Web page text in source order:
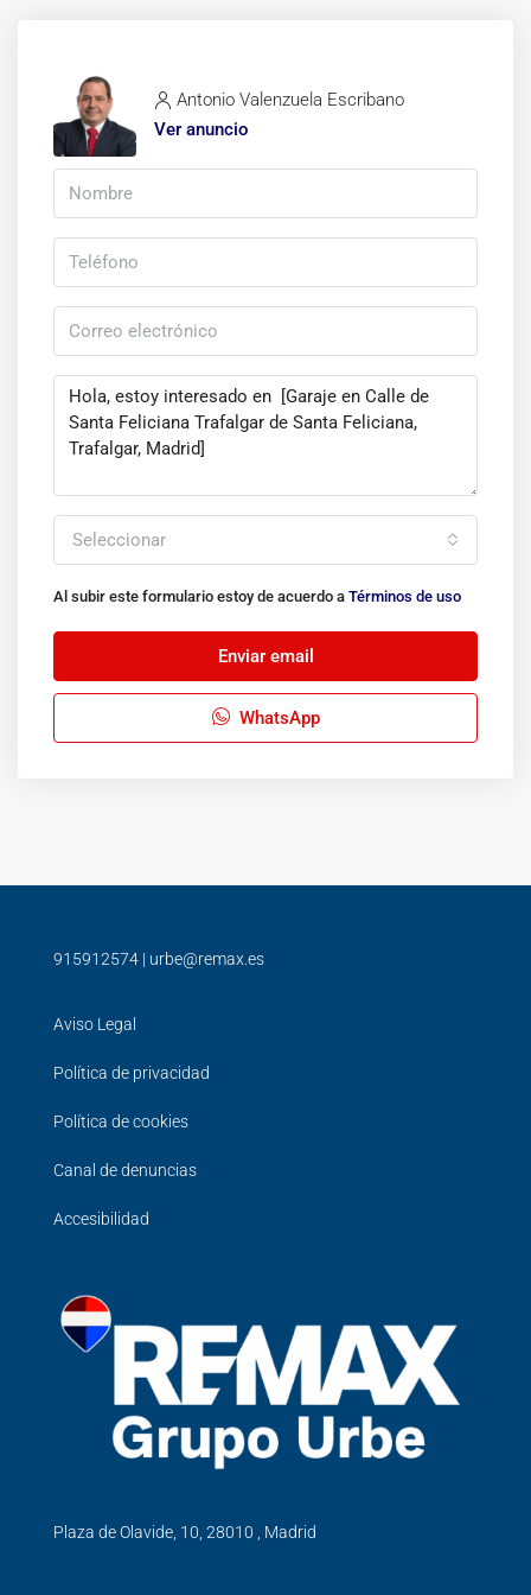
formalización del correspondiente contrato.
Antonio Valenzuela Escribano
Ver anuncio
Seleccionar
Al subir este formulario estoy de acuerdo a Términos de uso
Enviar email
WhatsApp
915912574 | urbe@remax.es
Aviso Legal
Política de privacidad
Política de cookies
Canal de denuncias
Accesibilidad
Plaza de Olavide, 10, 28010 , Madrid